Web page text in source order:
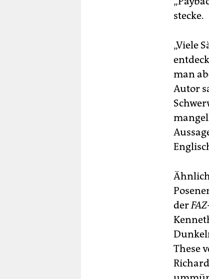
stecke.
„Viele
man
Autor
derFAZ
These